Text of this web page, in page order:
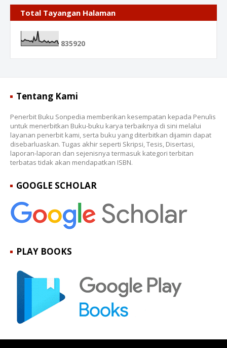
Total Tayangan Halaman
835920
Tentang Kami
Penerbit Buku Sonpedia memberikan kesempatan kepada Penulis
untuk menerbitkan Buku-buku karya terbaiknya di sini melalui
layanan penerbit kami, serta buku yang diterbitkan dijamin dapat
disebarluaskan. Tugas akhir seperti Skripsi, Tesis, Disertasi,
laporan-laporan dan sejenisnya termasuk kategori terbitan
terbatas tidak akan mendapatkan ISBN.
GOOGLE SCHOLAR
PLAY BOOKS